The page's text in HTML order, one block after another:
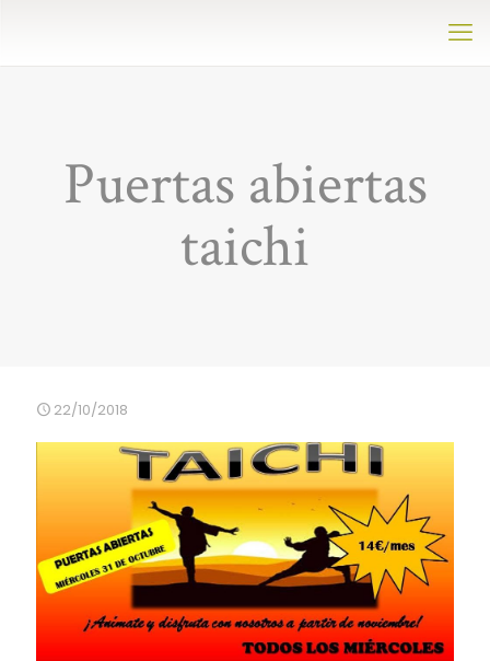
Puertas abiertas
taichi
22/10/2018